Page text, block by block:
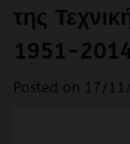
της
1951-
Posted on 17/